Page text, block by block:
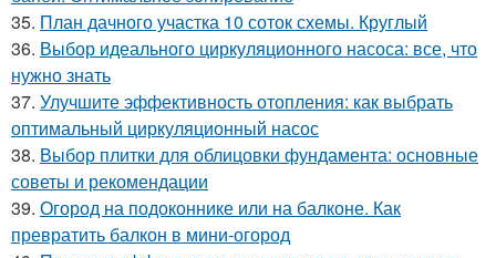
35. План дачного участка 10 соток схемы. Круглый
36. Выбор идеального циркуляционного насоса: все, что
нужно знать
37. Улучшите эффективность отопления: как выбрать
оптимальный циркуляционный насос
38. Выбор плитки для облицовки фундамента: основные
советы и рекомендации
39. Огород на подоконнике или на балконе. Как
превратить балкон в мини-огород